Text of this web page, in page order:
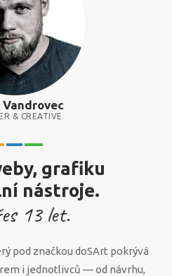
Vandrovec
& CREATIVE
grafiku
nástroje.
13let.
pod značkou doSArt pokrývá
i jednotlivců — od návrhu,